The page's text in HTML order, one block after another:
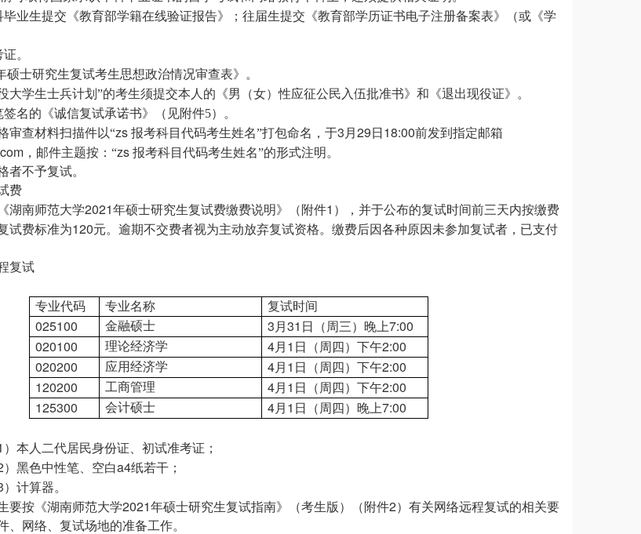
毕业生提交《教育部学籍在线验证报告》；往届生提交《教育部学历证书电子注册备案表》（或《学
。
硕士研究生复试考生思想政治情况审查表》。
大学生士兵计划”的考生须提交本人的《男（女）性应征公民入伍批准书》和《退出现役证》。
名的《诚信复试承诺书》（见附件5）。
审查材料扫描件以“zs 报考科目代码考生姓名”打包命名，于3 月 29 日 18:00前发到指定邮箱
，邮件主题按：“zs 报考科目代码考生姓名”的形式注明。
者不予复试。
费
湖南师范大学2021年硕士研究生复试费缴费说明》（附件1 ），并于公布的复试时间前三天内按缴费
试费标准为120元。逾期不交费者视为主动放弃复试资格。缴费后因各种原因未参加复试者，已支付
复试
专业代码
专业名称 复试时间
025100 金融硕士 3 月 31 日（周三）晚上7:00
020100
理论经济学 4月 1 日（周四）下午2:00
020200
应用经济学 4月 1 日（周四）下午2:00
120200
工商管理 4月 1 日（周四）下午2:00
125300
会计硕士 4月 1 日（周四）晚上7:00
）本人二代居民身份证、初试准考证；
）黑色中性笔、空白a4纸若干；
）计算器。
要按《湖南师范大学2021年硕士研究生复试指南》（考生版）（附件2）有关网络远程复试的相关要
、网络、复试场地的准备工作。